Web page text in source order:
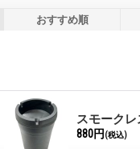
おすすめ順
スモーク
880円 (税込)